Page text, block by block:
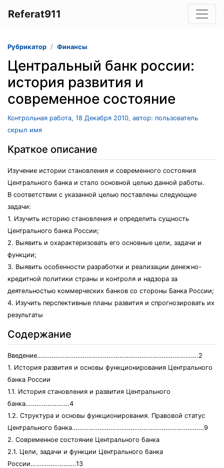
Referat911
Рубрикатор Финансы
Центральный банк россии:
история развития и
современное состояние
Контрольная работа, 18 Декабря 2010, автор: пользователь
скрыл имя
Краткое описание
Изучение истории становления и современного состояния
Центрального банка и стало основной целью данной работы.
В соответствии с указанной целью поставлены следующие
задачи:
1. Изучить историю становления и определить сущность
Центрального банка России;
2. Выявить и охарактеризовать его основные цели, задачи и
функции;
3. Выявить особенности разработки и реализации денежно-
кредитной политики страны и контроля и надзора за
деятельностью коммерческих банков со стороны Банка России;
4. Изучить перспективные планы развития и спрогнозировать их
результаты
Содержание
Введение…………………………………………………………………………….2
1. История развития и основы функционирования Центрального
банка России
1.1. История становления и развития Центрального
банка……………………4
1.2. Структура и основы функционирования. Правовой статус
Центрального банка………………………………………………………………9
2. Современное состояние Центрального банка
2.1. Цели, задачи и функции Центрального банка
России…………………….13